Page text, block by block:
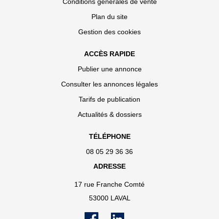
Plan du site
Gestion des cookies
ACCÈS RAPIDE
Publier une annonce
Consulter les annonces légales
Tarifs de publication
Actualités & dossiers
TÉLÉPHONE
08 05 29 36 36
ADRESSE
17 rue Franche Comté
53000 LAVAL